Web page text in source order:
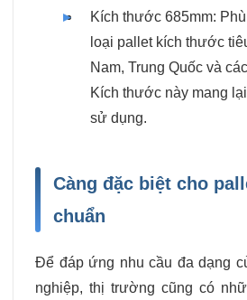
Kích thước 685mm:
loại pallet kích thước
Nam, Trung Quốc và
Kích thước này mang
sử dụng.
Càng đặc biệt cho
chuẩn
Để đáp ứng nhu cầu đa dạng
nghiệp, thị trường cũng có